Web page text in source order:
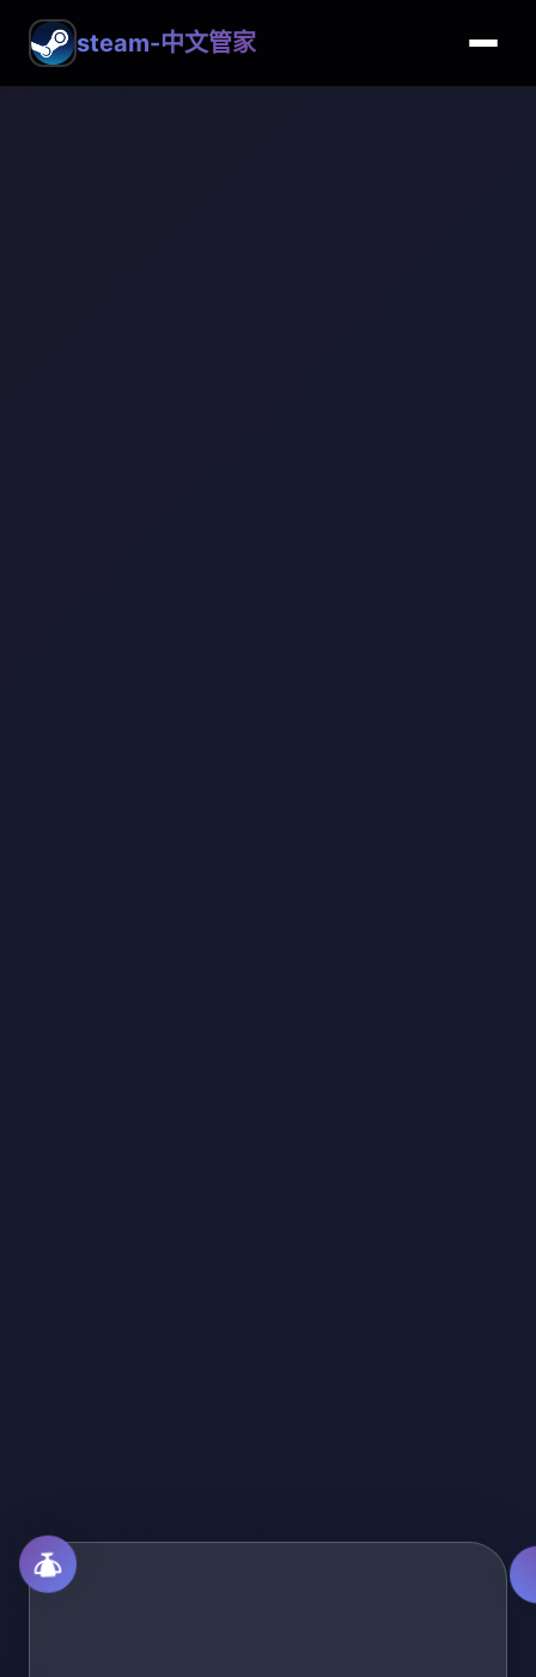
steam-中文管家